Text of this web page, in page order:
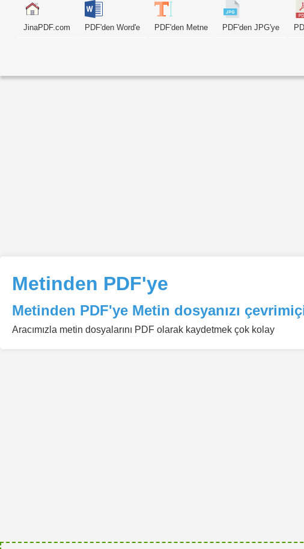
JinaPDF.com PDF'den Word'e PDF'den Metne PDF'den JPG'ye
Metinden PDF'ye
Metinden PDF'ye Metin dosyanızı
Aracımızla metin dosyalarını PDF olarak kaydetmek çok kolay